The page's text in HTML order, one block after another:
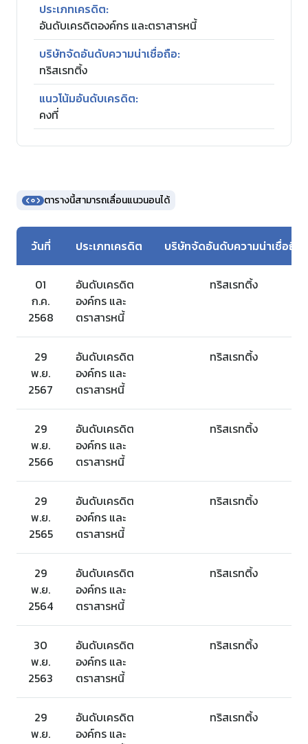
ประเภทเครดิต:
อันดับเครดิตองค์กร และตราสารหนี้
บริษัทจัดอันดับความน่าเชื่อถือ:
ทริสเรทติ้ง
แนวโน้มอันดับเครดิต:
คงที่
ตารางนี้สามารถเลื่อนแนวนอนได้
วันที่ ประเภทเครดิต บริษัทจัดอันดับความน่าเชื่อถือ
01
ก.ค.
2568
อันดับเครดิต
องค์กร และ
ตราสารหนี้
ทริสเรทติ้ง
29
พ.ย.
2567
อันดับเครดิต
องค์กร และ
ตราสารหนี้
ทริสเรทติ้ง
29
พ.ย.
2566
อันดับเครดิต
องค์กร และ
ตราสารหนี้
ทริสเรทติ้ง
29
พ.ย.
2565
อันดับเครดิต
องค์กร และ
ตราสารหนี้
ทริสเรทติ้ง
29
พ.ย.
2564
อันดับเครดิต
องค์กร และ
ตราสารหนี้
ทริสเรทติ้ง
30
พ.ย.
2563
อันดับเครดิต
องค์กร และ
ตราสารหนี้
ทริสเรทติ้ง
29
พ.ย.
อันดับเครดิต
องค์กร และ
ทริสเรทติ้ง